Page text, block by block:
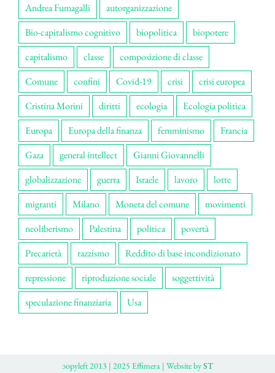
Andrea Fumagalli
autorganizzazione
Bio-capitalismo cognitivo
biopolitica
biopotere
capitalismo
classe
composizione di classe
Comune
confini Covid-19 crisi
crisi europea
Cristina Morini
diritti ecologia
Ecologia politica
Europa
Europa della finanza femminismo
Francia
Gaza
general intellect
Gianni Giovannelli
globalizzazione
guerra Israele lavoro
lotte
migranti
Milano Moneta del comune
movimenti
neoliberismo
Palestina politica
povertà
Precarietà
razzismo
Reddito di base incondizionato
repressione
riproduzione sociale
soggettività
speculazione finanziaria
Usa
ɔopyleft 2013 | 2025 Effimera | Website byST